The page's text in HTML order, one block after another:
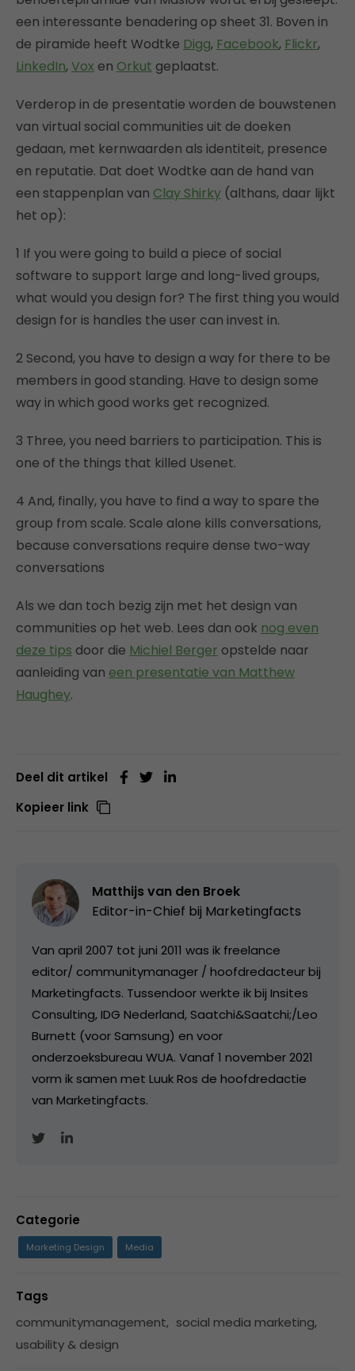
een interessante benadering op sheet 31. Boven in
de piramide heeft Wodtke Digg, Facebook, Flickr,
LinkedIn,Vox en Orkut geplaatst.
Verderop in de presentatie worden de bouwstenen
van virtual social communities uit de doeken
gedaan, met kernwaarden als identiteit, presence
en reputatie. Dat doet Wodtke aan de hand van
een stappenplan van Clay Shirky (althans, daar lijkt
het op):
1 If you were going to build a piece of social
software to support large and long-lived groups,
what would you design for? The first thing you would
design for is handles the user can invest in.
2 Second, you have to design a way for there to be
members in good standing. Have to design some
way in which good works get recognized.
3 Three, you need barriers to participation. This is
one of the things that killed Usenet.
4 And, finally, you have to find a way to spare the
group from scale. Scale alone kills conversations,
because conversations require dense two-way
conversations
Als we dan toch bezig zijn met het design van
communities op het web. Lees dan ook nog even
deze tips door die Michiel Berger opstelde naar
aanleiding van een presentatie van Matthew
Haughey.
Deel dit artikel
Kopieer link
Matthijs van den Broek
Editor-in-Chief bij Marketingfacts
Van april 2007 tot juni 2011 was ik freelance
editor/ communitymanager / hoofdredacteur bij
Marketingfacts. Tussendoor werkte ik bij Insites
Consulting, IDG Nederland, Saatchi&Saatchi;/Leo
Burnett (voor Samsung) en voor
onderzoeksbureau WUA. Vanaf 1 november 2021
vorm ik samen met Luuk Ros de hoofdredactie
van Marketingfacts.
Categorie
Marketing Design Media
Tags
communitymanagement, social media marketing,
usability & design